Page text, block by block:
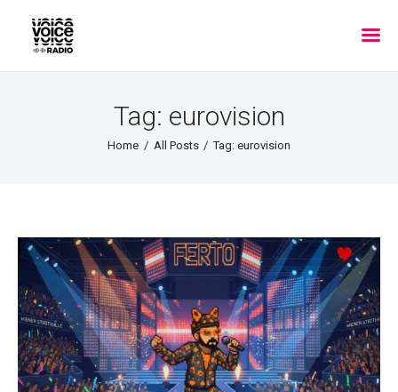
Tag: eurovision
Home All Posts Tag: eurovision